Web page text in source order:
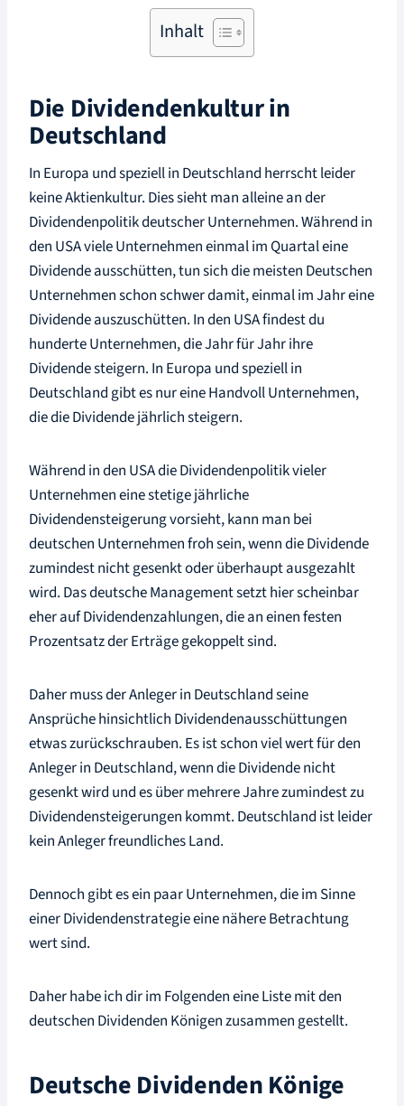
Inhalt
Die Dividendenkultur in
Deutschland
In Europa und speziell in Deutschland herrscht leider
keine Aktienkultur. Dies sieht man alleine an der
Dividendenpolitik deutscher Unternehmen. Während in
den USA viele Unternehmen einmal im Quartal eine
Dividende ausschütten, tun sich die meisten Deutschen
Unternehmen schon schwer damit, einmal im Jahr eine
Dividende auszuschütten. In den USA findest du
hunderte Unternehmen, die Jahr für Jahr ihre
Dividende steigern. In Europa und speziell in
Deutschland gibt es nur eine Handvoll Unternehmen,
die die Dividende jährlich steigern.
Während in den USA die Dividendenpolitik vieler
Unternehmen eine stetige jährliche
Dividendensteigerung vorsieht, kann man bei
deutschen Unternehmen froh sein, wenn die Dividende
zumindest nicht gesenkt oder überhaupt ausgezahlt
wird. Das deutsche Management setzt hier scheinbar
eher auf Dividendenzahlungen, die an einen festen
Prozentsatz der Erträge gekoppelt sind.
Daher muss der Anleger in Deutschland seine
Ansprüche hinsichtlich Dividendenausschüttungen
etwas zurückschrauben. Es ist schon viel wert für den
Anleger in Deutschland, wenn die Dividende nicht
gesenkt wird und es über mehrere Jahre zumindest zu
Dividendensteigerungen kommt. Deutschland ist leider
kein Anleger freundliches Land.
Dennoch gibt es ein paar Unternehmen, die im Sinne
einer Dividendenstrategie eine nähere Betrachtung
wert sind.
Daher habe ich dir im Folgenden eine Liste mit den
deutschen Dividenden Königen zusammen gestellt.
Deutsche Dividenden Könige